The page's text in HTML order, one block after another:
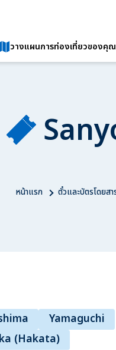
วางแผนการท่องเที่ยวของคุณ
หน้าแรก ตั๋วและบัตรโดยสา
Yamaguchi
(Hakata)